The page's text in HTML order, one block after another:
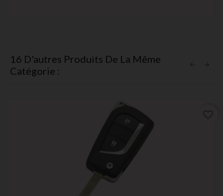
16 D'autres Produits De La Même
Catégorie :